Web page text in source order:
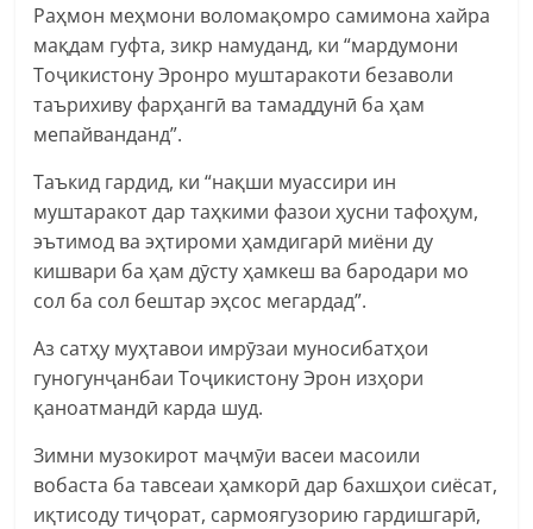
Раҳмон меҳмони воломақомро самимона хайра
мақдам гуфта, зикр намуданд, ки “мардумони
Тоҷикистону Эронро муштаракоти безаволи
таърихиву фарҳангӣ ва тамаддунӣ ба ҳам
мепайванданд”.
Таъкид гардид, ки “нақши муассири ин
муштаракот дар таҳкими фазои ҳусни тафоҳум,
эътимод ва эҳтироми ҳамдигарӣ миёни ду
кишвари ба ҳам дӯсту ҳамкеш ва бародари мо
сол ба сол бештар эҳсос мегардад”.
Аз сатҳу муҳтавои имрӯзаи муносибатҳои
гуногунҷанбаи Тоҷикистону Эрон изҳори
қаноатмандӣ карда шуд.
Зимни музокирот маҷмӯи васеи масоили
вобаста ба тавсеаи ҳамкорӣ дар бахшҳои сиёсат,
иқтисоду тиҷорат, сармоягузорию гардишгарӣ,